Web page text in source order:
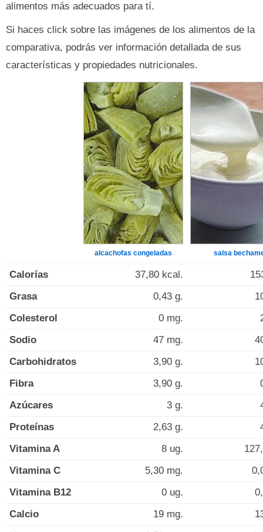
alimentos más adecuados para tí.
Si haces click sobre las imágenes de los alimentos de la
comparativa, podrás ver información detallada de sus
características y propiedades nutricionales.
alcachofas congeladas salsa
Calorías 37,80 kcal.
Grasa
0,43 g.
Colesterol
0 mg.
Sodio
47 mg.
Carbohidratos
3,90 g.
Fibra
3,90 g.
Azúcares
3 g.
Proteínas
2,63 g.
Vitamina A
8 ug.
Vitamina C
5,30 mg.
Vitamina B12
0 ug.
Calcio
19 mg.